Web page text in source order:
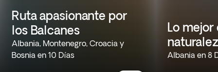
Ruta apasionante por
los Balcanes
Albania, Montenegro, Croacia y
Bosnia en 10 Días
Lo
Albania en 8